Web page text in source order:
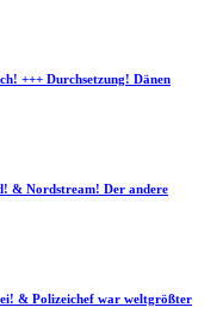
+++ Durchsetzung! Dänen
& Nordstream! Der andere
& Polizeichef war weltgrößter